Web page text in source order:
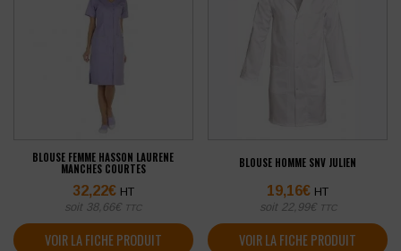
BLOUSE FEMME HASSON LAURENE
MANCHES COURTES
32,22€ HT
soit 38,66€ TTC
VOIR LA FICHE PRODUIT
BLOUSE HOMME SNV JULIEN
19,16€ HT
soit 22,99€ TTC
VOIR LA FICHE PRODUIT